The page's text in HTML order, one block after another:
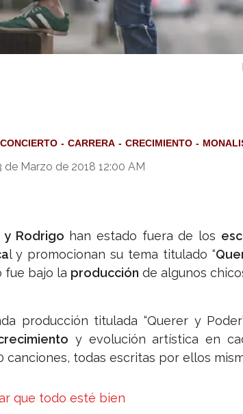
CONCIERTO CARRERA CRECIMIENTO
de Marzo de 2018 12:00 AM
y Rodrigo han estado fuera de los
l y promocionan su tema titulado “
fue bajo la producción de algunos
producción titulada “Querer y
y evolución artística en
canciones, todas escritas por ellos
que todo esté bien